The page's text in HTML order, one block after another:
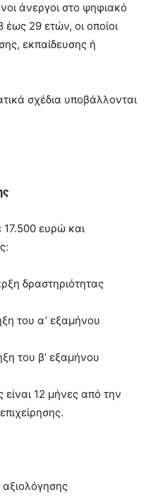
άνεργοι στο ψηφιακό
29 ετών, οι οποίοι
εκπαίδευσης ή
σχέδια υποβάλλονται
17.500 ευρώ και
δραστηριότητας
του α’ εξαμήνου
του β’ εξαμήνου
είναι 12 μήνες από την
αξιολόγησης